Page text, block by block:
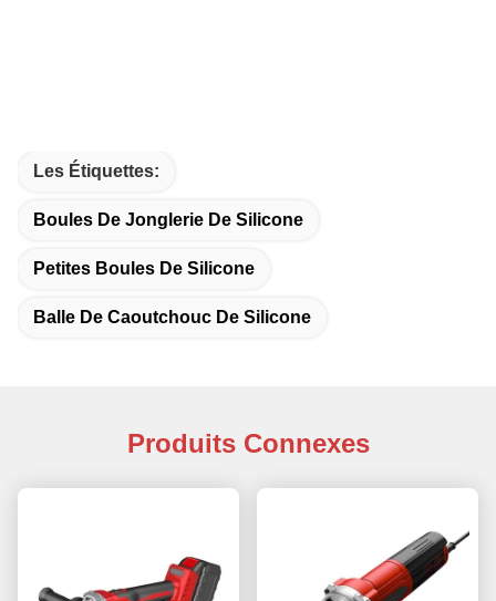
Les Étiquettes:
Boules De Jonglerie De Silicone
Petites Boules De Silicone
Balle De Caoutchouc De Silicone
Produits Connexes